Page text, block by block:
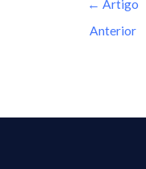
← Artigo
Anterior